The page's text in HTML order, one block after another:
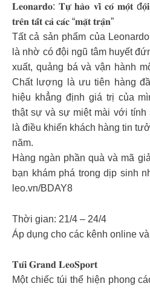
𝐋𝐞𝐨𝐧𝐚𝐫𝐝𝐨: 𝐓𝐮̛̣ 𝐡𝐚̀𝐨 𝐯𝐢̀ 𝐜𝐨́ 𝐦𝐨̣̂𝐭
𝐭𝐫𝐞̂𝐧 𝐭𝐚̂́𝐭 𝐜𝐚̉ 𝐜𝐚́𝐜 “𝐦𝐚̣̆𝐭 𝐭𝐫𝐚̣̂𝐧”
Tất cả sản phẩm của
là nhờ có đội ngũ tâm huyết
xuất, quảng bá và vận hành
Chất lượng là ưu tiên hàng
hiệu khẳng định giá trị của
thật sự và sự miệt mài với tính
là điều khiến khách hàng tin
năm.
Hàng ngàn phần quà và mã
bạn khám phá trong dịp sinh
leo.vn/BDAY8
Thời gian: 21/4 – 24/4
Áp dụng cho các kênh online
𝐓𝐮́𝐢 𝐆𝐫𝐚𝐧𝐝 𝐋𝐞𝐨𝐒𝐩𝐨𝐫𝐭
Một chiếc túi thể hiện phong